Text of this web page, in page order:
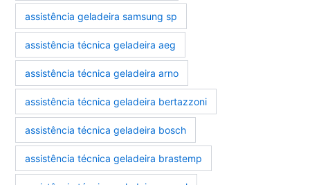
assistência geladeira samsung sp
assistência técnica geladeira aeg
assistência técnica geladeira arno
assistência técnica geladeira bertazzoni
assistência técnica geladeira bosch
assistência técnica geladeira brastemp